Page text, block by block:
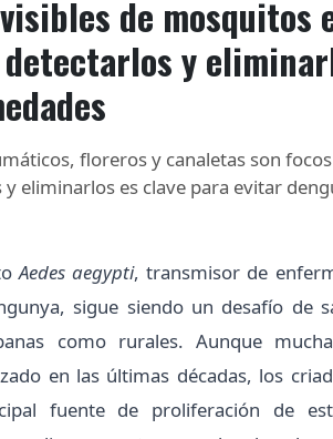
de mosquitos
detectarlos y
floreros y canaletas son
eliminarlos es clave para evitar
Aedes aegypti, transmisor de
sigue siendo un desafío de
como rurales. Aunque
en las últimas décadas, los
fuente de proliferación de